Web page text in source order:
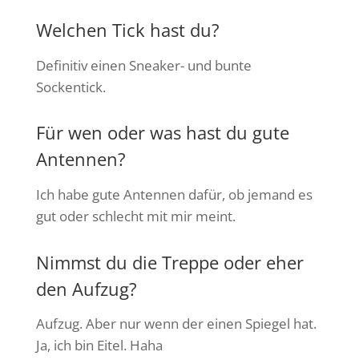
Welchen Tick hast du?
Definitiv einen Sneaker- und bunte
Sockentick.
Für wen oder was hast du gute
Antennen?
Ich habe gute Antennen dafür, ob jemand es
gut oder schlecht mit mir meint.
Nimmst du die Treppe oder eher
den Aufzug?
Aufzug. Aber nur wenn der einen Spiegel hat.
Ja, ich bin Eitel. Haha